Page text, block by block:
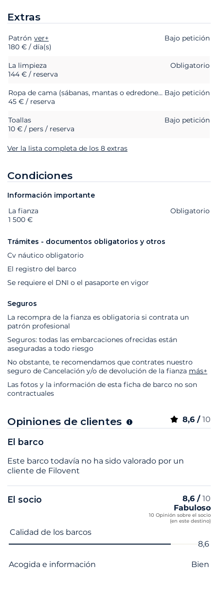
Extras
Extras Estado
Patrón ver+
Bajo petición
180 € / día(s)
La limpieza
Obligatorio
144 € / reserva
Ropa de cama (sábanas, mantas o edredones, almohadas y fundas de almohada) Bajo petición
45 € / reserva
Toallas
Bajo petición
10 € / pers / reserva
Ver la lista completa de los 8 extras
Condiciones
Información importante
Extras Estado
La fianza
Obligatorio
1 500 €
Trámites - documentos obligatorios y otros
Cv náutico obligatorio
El registro del barco
Se requiere el DNI o el pasaporte en vigor
Seguros
La recompra de la fianza es obligatoria si contrata un
patrón profesional
Seguros: todas las embarcaciones ofrecidas están
aseguradas a todo riesgo
No obstante, te recomendamos que contrates nuestro
seguro de Cancelación y/o de devolución de la fianza más+
Las fotos y la información de esta ficha de barco no son
contractuales
Opiniones de clientes 8,6 / 10
El barco
Este barco todavía no ha sido valorado por un
cliente de Filovent
El socio 8,6 / 10
Fabuloso
10 Opinión sobre el socio
(en este destino)
Nombre del criterio
Calidad de los barcos
8,6
Acogida e información Bien